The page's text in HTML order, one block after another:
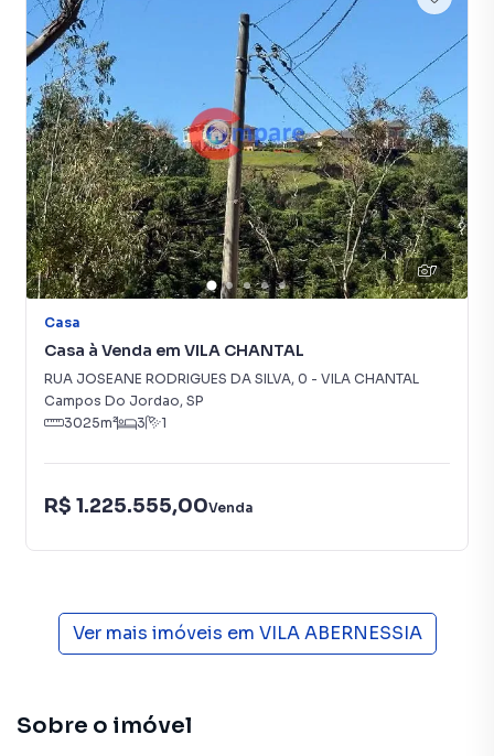
7
Casa
Casa à Venda em VILA CHANTAL
RUA JOSEANE RODRIGUES DA SILVA, 0 - VILA CHANTAL
Campos Do Jordao, SP
3025m² 3 1
R$ 1.225.555,00Venda
Ver mais imóveis em VILA ABERNESSIA
Sobre o imóvel